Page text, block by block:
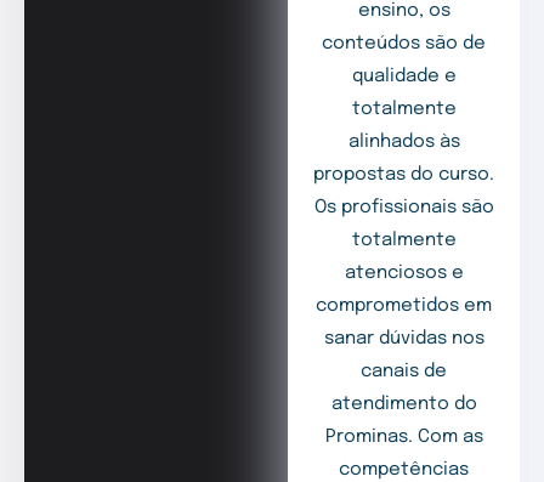
ensino, os
conteúdos são de
qualidade e
totalmente
alinhados às
propostas do curso.
Os profissionais são
totalmente
atenciosos e
comprometidos em
sanar dúvidas nos
canais de
atendimento do
Prominas. Com as
competências